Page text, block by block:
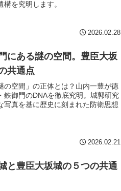
を究明します。
2026.02.28
にある謎の空間。豊臣大坂
共通点
の空間」の正体とは？山内一豊が徳
鉄御門のDNAを徹底究明。城郭研究
写真を基に歴史に刻まれた防衛思想
2026.02.21
と豊臣大坂城の５つの共通